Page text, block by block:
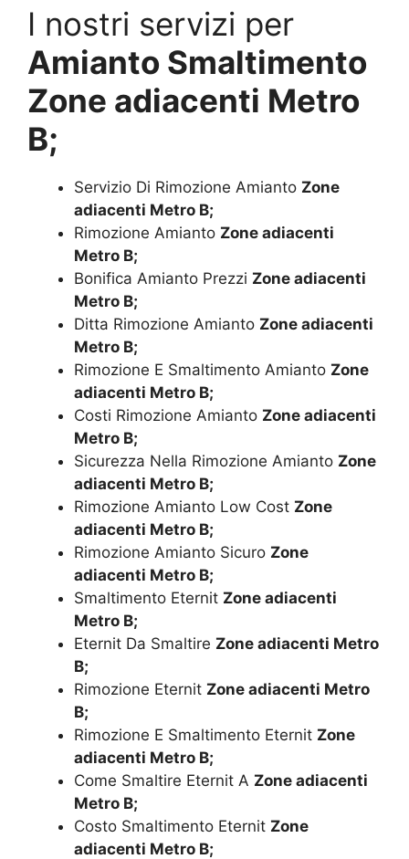
I nostri servizi per
Amianto Smaltimento
Zone adiacenti Metro
B;
Servizio Di Rimozione Amianto Zone
adiacenti Metro B;
Rimozione Amianto Zone adiacenti
Metro B;
Bonifica Amianto Prezzi Zone adiacenti
Metro B;
Ditta Rimozione Amianto Zone adiacenti
Metro B;
Rimozione E Smaltimento Amianto Zone
adiacenti Metro B;
Costi Rimozione Amianto Zone adiacenti
Metro B;
Sicurezza Nella Rimozione Amianto Zone
adiacenti Metro B;
Rimozione Amianto Low Cost Zone
adiacenti Metro B;
Rimozione Amianto Sicuro Zone
adiacenti Metro B;
Smaltimento Eternit Zone adiacenti
Metro B;
Eternit Da Smaltire Zone adiacenti Metro
B;
Rimozione Eternit Zone adiacenti Metro
B;
Rimozione E Smaltimento Eternit Zone
adiacenti Metro B;
Come Smaltire Eternit A Zone adiacenti
Metro B;
Costo Smaltimento Eternit Zone
adiacenti Metro B;